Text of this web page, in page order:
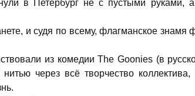
в Петербург не с пустыми руками,
и судя по всему, флагманское знамя
из комедии The Goonies (в
через всё творчество